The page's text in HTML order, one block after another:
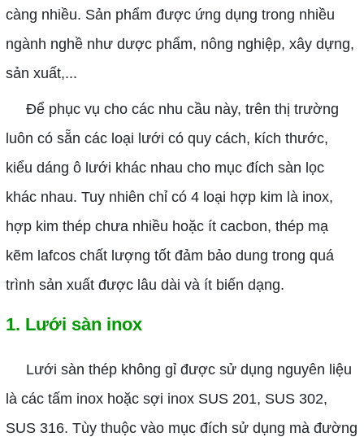
càng nhiều. Sản phẩm được ứng dụng trong nhiều
ngành nghề như dược phẩm, nông nghiệp, xây dựng,
sản xuất,...
Để phục vụ cho các nhu cầu này, trên thị trường
luôn có sẵn các loại lưới có quy cách, kích thước,
kiểu dáng ô lưới khác nhau cho mục đích sàn lọc
khác nhau. Tuy nhiên chỉ có 4 loại hợp kim là inox,
hợp kim thép chưa nhiều hoặc ít cacbon, thép mạ
kẽm lafcos chất lượng tốt đảm bảo dung trong quá
trình sản xuất được lâu dài và ít biến dạng.
1. Lưới sàn inox
Lưới sàn thép không gỉ được sử dụng nguyên liệu
là các tấm inox hoặc sợi inox SUS 201, SUS 302,
SUS 316. Tùy thuộc vào mục đích sử dụng mà đường